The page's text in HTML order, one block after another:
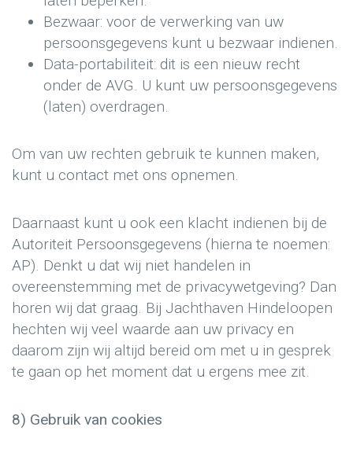
Bezwaar: voor de verwerking van uw
persoonsgegevens kunt u bezwaar indienen.
Data-portabiliteit: dit is een nieuw recht
onder de AVG. U kunt uw persoonsgegevens
(laten) overdragen.
Om van uw rechten gebruik te kunnen maken,
kunt u contact met ons opnemen.
Daarnaast kunt u ook een klacht indienen bij de
Autoriteit Persoonsgegevens (hierna te noemen:
AP). Denkt u dat wij niet handelen in
overeenstemming met de privacywetgeving? Dan
horen wij dat graag. Bij Jachthaven Hindeloopen
hechten wij veel waarde aan uw privacy en
daarom zijn wij altijd bereid om met u in gesprek
te gaan op het moment dat u ergens mee zit.
8) Gebruik van cookies